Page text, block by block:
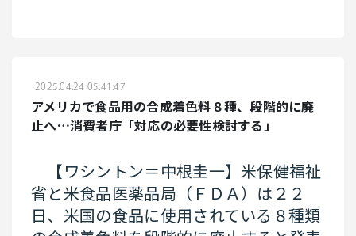
今回の調査は、３９都道府県の２０７
８地点で行われた。前年度調査は３８都
道府県の１２５８地点で行われ、１６都
た。調査地点、超過地点ともに大幅に増
加した。同省は超過地点のあった自治体
に対し、井戸水や河川の水を飲用に使わ
2025.04.24 05:41:47
アメリカで食品用の合成着色料８種、段階的に廃
止へ…消費者庁「対応の必要性検討する」
【ワシントン＝中根圭一】米保健福祉
省と米食品医薬品局（ＦＤＡ）は２２
日、米国の食品に使用されている８種類